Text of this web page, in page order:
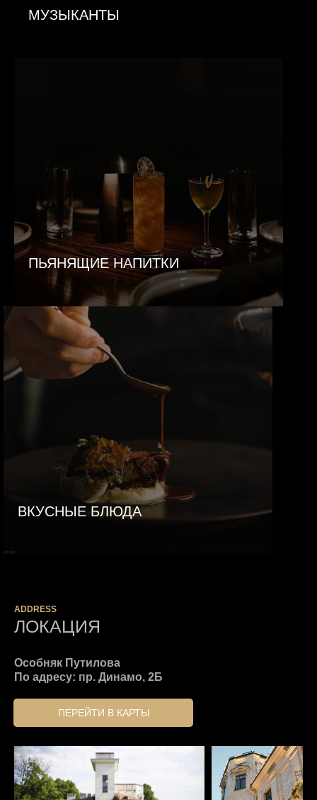
МУЗЫКАНТЫ
ПЬЯНЯЩИЕ НАПИТКИ
ВКУСНЫЕ БЛЮДА
ЛОКАЦИЯ
Особняк Путилова
По адресу: пр. Динамо, 2Б
ADDRESS
ПЕРЕЙТИ В КАРТЫ